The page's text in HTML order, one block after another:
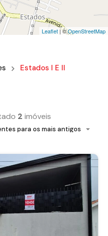
Leaflet | ©OpenStreetMap
Estados I E II
2 imóveis
para os mais antigos